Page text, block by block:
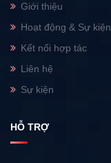
Giới thiệu
Hoạt động & Sự kiện
Kết nối hợp tác
Liên hệ
Sự kiện
HỖ TRỢ